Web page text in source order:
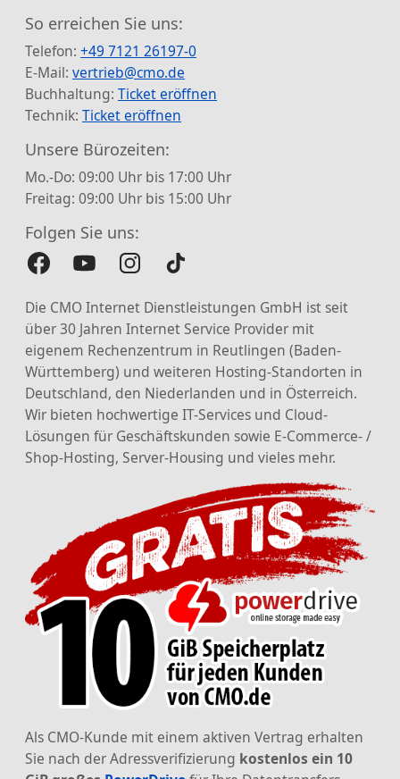
So erreichen Sie uns:
Telefon: +49 7121 26197-0
E-Mail: vertrieb@cmo.de
Buchhaltung: Ticket eröffnen
Technik: Ticket eröffnen
Unsere Bürozeiten:
Mo.-Do: 09:00 Uhr bis 17:00 Uhr
Freitag: 09:00 Uhr bis 15:00 Uhr
Folgen Sie uns:
Die CMO Internet Dienstleistungen GmbH ist seit
über 30 Jahren Internet Service Provider mit
eigenem Rechenzentrum in Reutlingen (Baden-
Württemberg) und weiteren Hosting-Standorten in
Deutschland, den Niederlanden und in Österreich.
Wir bieten hochwertige IT-Services und Cloud-
Lösungen für Geschäftskunden sowie E-Commerce- /
Shop-Hosting, Server-Housing und vieles mehr.
Als CMO-Kunde mit einem aktiven Vertrag erhalten
Sie nach der Adressverifizierung kostenlos ein 10